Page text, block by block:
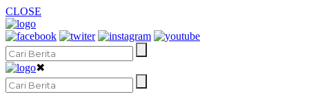
CLOSE
✖